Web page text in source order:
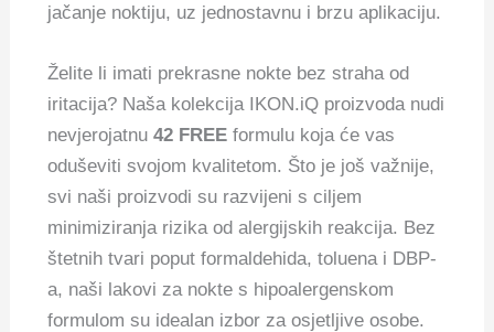
jačanje noktiju, uz jednostavnu i brzu aplikaciju.
Želite li imati prekrasne nokte bez straha od
iritacija? Naša kolekcija IKON.iQ proizvoda nudi
nevjerojatnu42 FREE formulu koja će vas
oduševiti svojom kvalitetom. Što je još važnije,
svi naši proizvodi su razvijeni s ciljem
minimiziranja rizika od alergijskih reakcija. Bez
štetnih tvari poput formaldehida, toluena i DBP-
a, naši lakovi za nokte s hipoalergenskom
formulom su idealan izbor za osjetljive osobe.